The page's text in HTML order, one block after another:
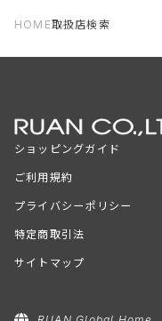
HOME取扱店検索
ショッピングガイド
ご利用規約
プライバシーポリシー
特定商取引法
サイトマップ